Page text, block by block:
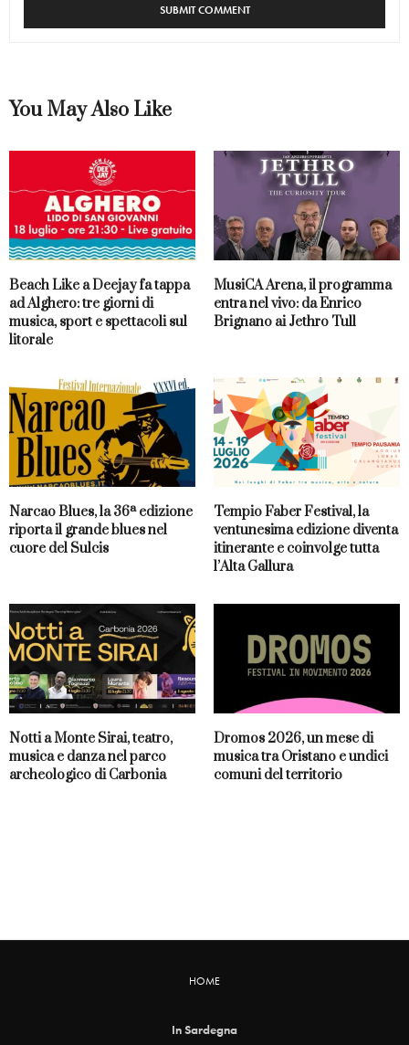
You May Also Like
Beach Like a Deejay fa tappa
ad Alghero: tre giorni di
musica, sport e spettacoli sul
litorale
MusiCA Arena, il programma
entra nel vivo: da Enrico
Brignano ai Jethro Tull
Narcao Blues, la 36ª edizione
riporta il grande blues nel
cuore del Sulcis
Tempio Faber Festival, la
ventunesima edizione diventa
itinerante e coinvolge tutta
l’Alta Gallura
Notti a Monte Sirai, teatro,
musica e danza nel parco
archeologico di Carbonia
Dromos 2026, un mese di
musica tra Oristano e undici
comuni del territorio
HOME
In Sardegna